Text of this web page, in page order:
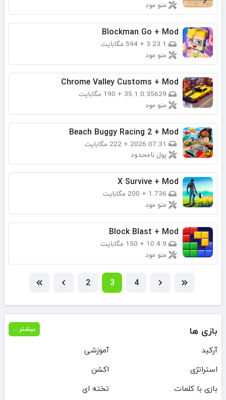
منو مود
Blockman Go + Mod
3.23.1
+ 594 مگابایت
منو مود
Chrome Valley Customs + Mod
35.1.0.35629
+ 190 مگابایت
منو مود
Beach Buggy Racing 2 + Mod
2026.07.31
+ 222 مگابایت
پول نامحدود
X Survive + Mod
1.736
+ 200 مگابایت
منو مود
Block Blast + Mod
10.4.9
+ 150 مگابایت
منو مود
2 3 4
بازی ها بیشتر ...
آرکید
آموزشی
استراتژی
اکشن
بازی با کلمات
تخته ای